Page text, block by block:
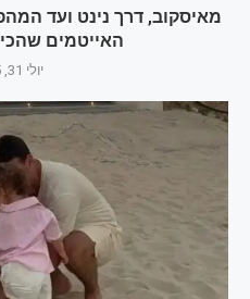
מאיסקוב, דרך נינט ועד
האייטמים שהכי
יולי 31, 2025